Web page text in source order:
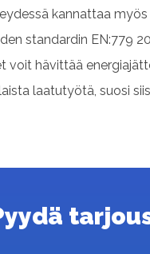
kannattaa
standardin EN:779
voit hävittää
laatutyötä, suosi